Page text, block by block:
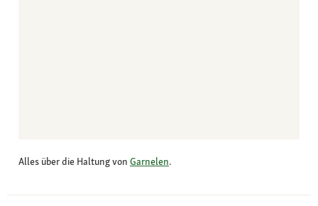
Alles über die Haltung von Garnelen.